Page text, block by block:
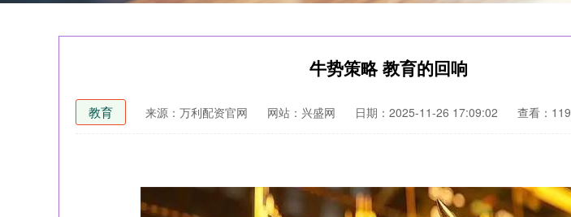
牛势策略 教育的回响
教育 来源：万利配资官网 网站：兴盛网 日期：2025-11-26 17:09:02 查看：119